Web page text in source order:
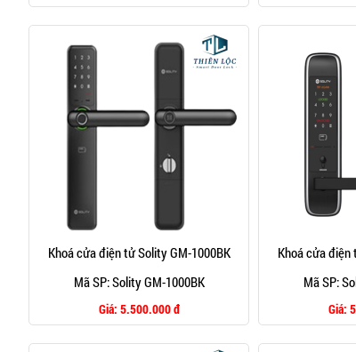
Khoá cửa điện tử Solity GM-1000BK
Mã SP: Solity GM-1000BK
Giá: 5.500.000 đ
Khoá cửa điện
Mã SP:
Giá: